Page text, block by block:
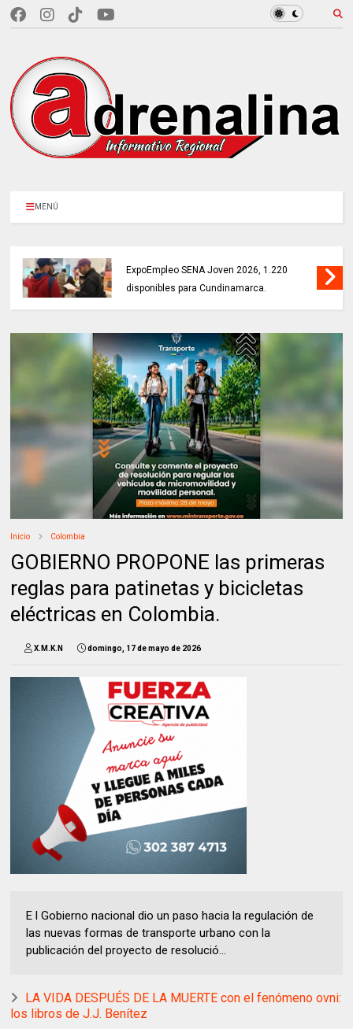
MENÚ
ExpoEmpleo SENA Joven 2026, 1.220
disponibles para Cundinamarca.
Inicio Colombia
GOBIERNO PROPONE las primeras
reglas para patinetas y bicicletas
eléctricas en Colombia.
X.M.K.N domingo, 17 de mayo de 2026
E l Gobierno nacional dio un paso hacia la regulación de
las nuevas formas de transporte urbano con la
publicación del proyecto de resolució...
LA VIDA DESPUÉS DE LA MUERTE con el fenómeno ovni:
los libros de J.J. Benítez